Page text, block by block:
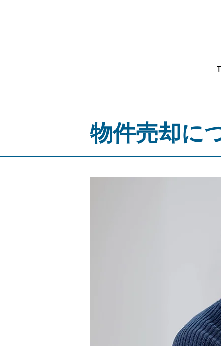
物件売却に